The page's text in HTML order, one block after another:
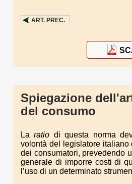
ART. PREC.
Spiegazione
del consumo
Laratio di questa norma
volontà del legislatore italiano
dei consumatori, prevedendo
generale di imporre costi di
l’uso di un determinato